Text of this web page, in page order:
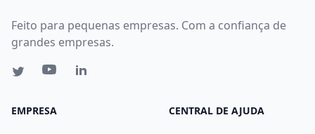
Feito para pequenas empresas. Com a confiança de
grandes empresas.
EMPRESA CENTRAL DE AJUDA